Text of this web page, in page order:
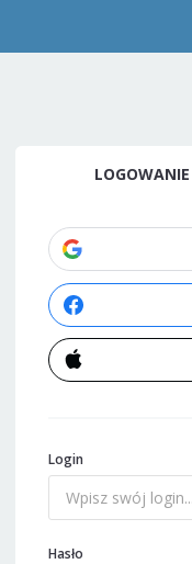
LOGOWANIE
Login
Hasło